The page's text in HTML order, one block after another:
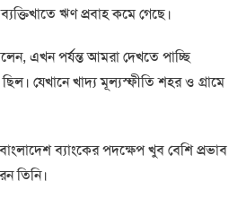
ঋণ প্রবাহ কমে গেছে।
এখন পর্যন্ত আমরা দেখতে পাচ্ছি
যেখানে খাদ্য মূল্যস্ফীতি শহর ও গ্রামে
ব্যাংকের পদক্ষেপ খুব বেশি প্রভাব
তিনি।